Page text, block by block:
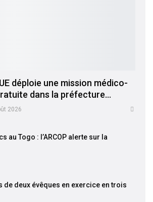
déploie une mission médico-
dans la préfecture…
2026
au Togo : l’ARCOP alerte sur la
de deux évêques en exercice en trois